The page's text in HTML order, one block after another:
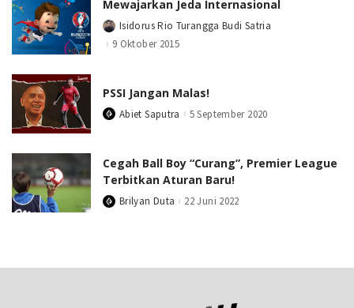
Mewajarkan Jeda Internasional
Posted
by
Isidorus Rio Turangga Budi Satria
9 Oktober 2015
PSSI Jangan Malas!
PostedAbiet Saputra 5 September 2020
Cegah Ball Boy “Curang”, Premier League
Terbitkan Aturan Baru!
PostedBrilyan Duta 22 Juni 2022